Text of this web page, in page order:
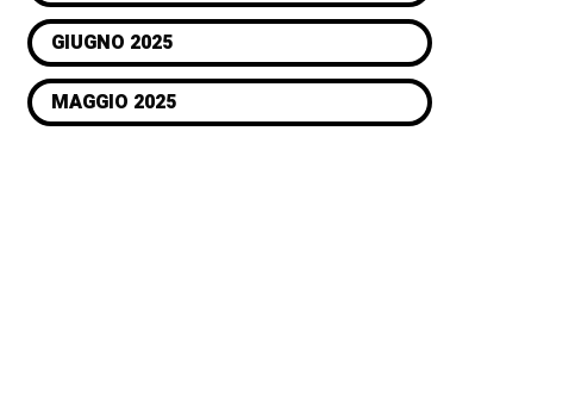
GIUGNO 2025
MAGGIO 2025